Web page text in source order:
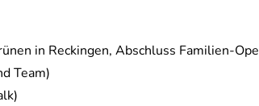
in Reckingen, Abschluss Familien-
Team)